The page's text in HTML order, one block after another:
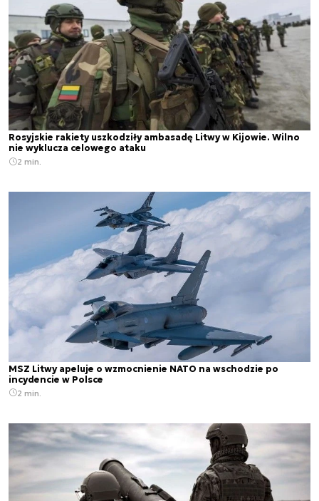
Rosyjskie rakiety uszkodziły ambasadę Litwy w Kijowie. Wilno
nie wyklucza celowego ataku
2 min.
MSZ Litwy apeluje o wzmocnienie NATO na wschodzie po
incydencie w Polsce
2 min.